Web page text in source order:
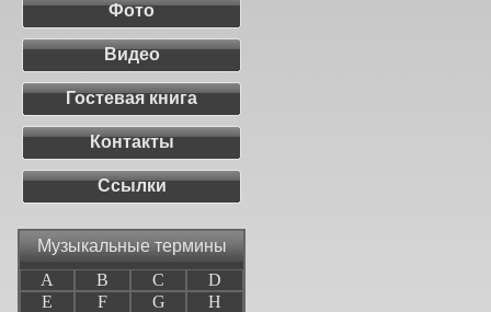
Фото
Видео
Гостевая книга
Контакты
Ссылки
Музыкальные термины
A
B C
D
E
F G
H